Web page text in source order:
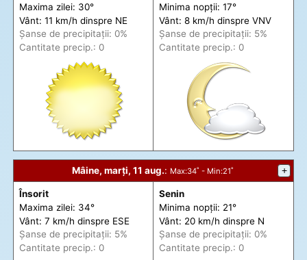
Maxima zilei: 30°
Vânt: 11 km/h dinspre NE
Șanse de precipitații: 0%
Cantitate precip.: 0
Minima nopții: 17°
Vânt: 8 km/h dinspre VNV
Șanse de precipitații: 5%
Cantitate precip.: 0
Mâine, marți, 11 aug.: Max:34˚ - Min:21˚ +
Însorit
Maxima zilei: 34°
Vânt: 7 km/h dinspre ESE
Șanse de precipitații: 5%
Cantitate precip.: 0
Senin
Minima nopții: 21°
Vânt: 20 km/h dinspre N
Șanse de precipitații: 0%
Cantitate precip.: 0